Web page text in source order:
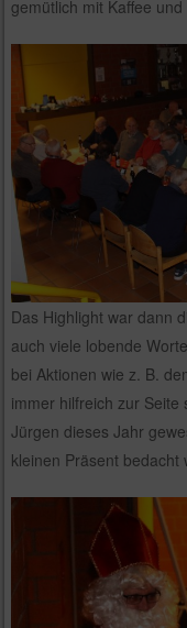
gemütlich mit Kaffee
Das Highlight war dann
auch viele lobende
bei Aktionen wie z. B.
immer hilfreich zur
Jürgen dieses Jahr
kleinen Präsent bedacht